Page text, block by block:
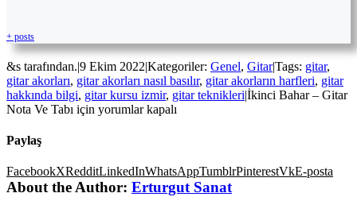
+ posts
&s tarafından.|9 Ekim 2022|Kategoriler: Genel, Gitar|Tags: gitar,
gitar akorları, gitar akorları nasıl basılır, gitar akorların harfleri, gitar
hakkında bilgi, gitar kursu izmir, gitar teknikleri|İkinci Bahar – Gitar
Nota Ve Tabı için yorumlar kapalı
Paylaş
FacebookXRedditLinkedInWhatsAppTumblrPinterestVkE-posta
About the Author: Erturgut Sanat